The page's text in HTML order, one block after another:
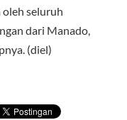
seluruh
dari Manado,
(diel)